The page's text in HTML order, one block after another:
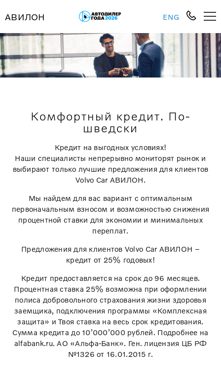
АВИЛОН ENG
Комфортный кредит. По-
шведски
Кредит на выгодных условиях!
Наши специалисты непрерывно мониторят рынок и
выбирают только лучшие предложения для клиентов
Volvo Car АВИЛОН.
Мы найдем для вас вариант с оптимальным
первоначальным взносом и возможностью снижения
процентной ставки для экономии и минимальных
переплат.
Предложения для клиентов Volvo Car АВИЛОН –
кредит от 25% годовых!
Кредит предоставляется на срок до 96 месяцев.
Процентная ставка 25% возможна при оформлении
полиса добровольного страхования жизни здоровья
заемщика, подключения программы «Комплексная
защита» и Твоя ставка на весь срок кредитования.
Сумма кредита до 10’000’000 рублей. Подробнее на
alfabank.ru. АО «Альфа-Банк». Ген. лицензия ЦБ РФ
№1326 от 16.01.2015 г.